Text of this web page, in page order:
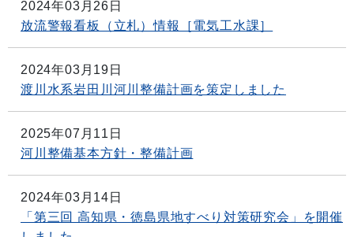
2024年03月26日
放流警報看板（立札）情報［電気工水課］
2024年03月19日
渡川水系岩田川河川整備計画を策定しました
2025年07月11日
河川整備基本方針・整備計画
2024年03月14日
「第三回 高知県・徳島県地すべり対策研究会」を開催